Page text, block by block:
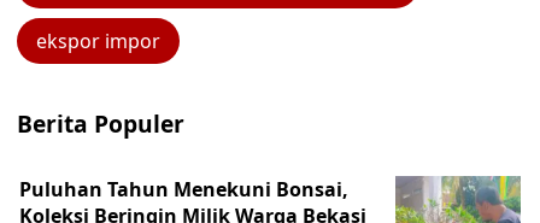
ekspor impor
Berita Populer
Puluhan Tahun Menekuni Bonsai,
Koleksi Beringin Milik Warga Bekasi